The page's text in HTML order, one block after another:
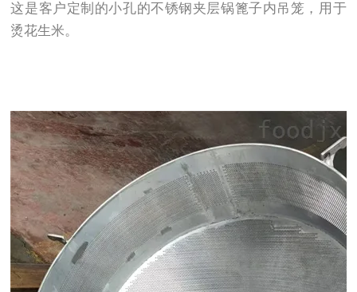
这是客户定制的小孔的不锈钢夹层锅篦子内吊笼，用于
烫花生米。